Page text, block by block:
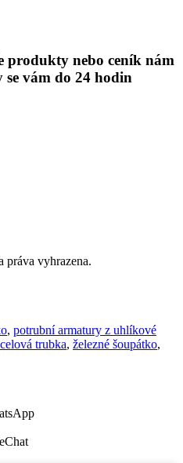
produkty nebo ceník nám
se vám do 24 hodin
vyhrazena.
, potrubní armatury z uhlíkové
trubka, železné šoupátko,